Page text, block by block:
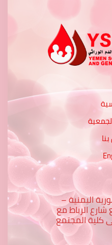
اليمنية –
الرباط مع
مبنى كلية المجتمع